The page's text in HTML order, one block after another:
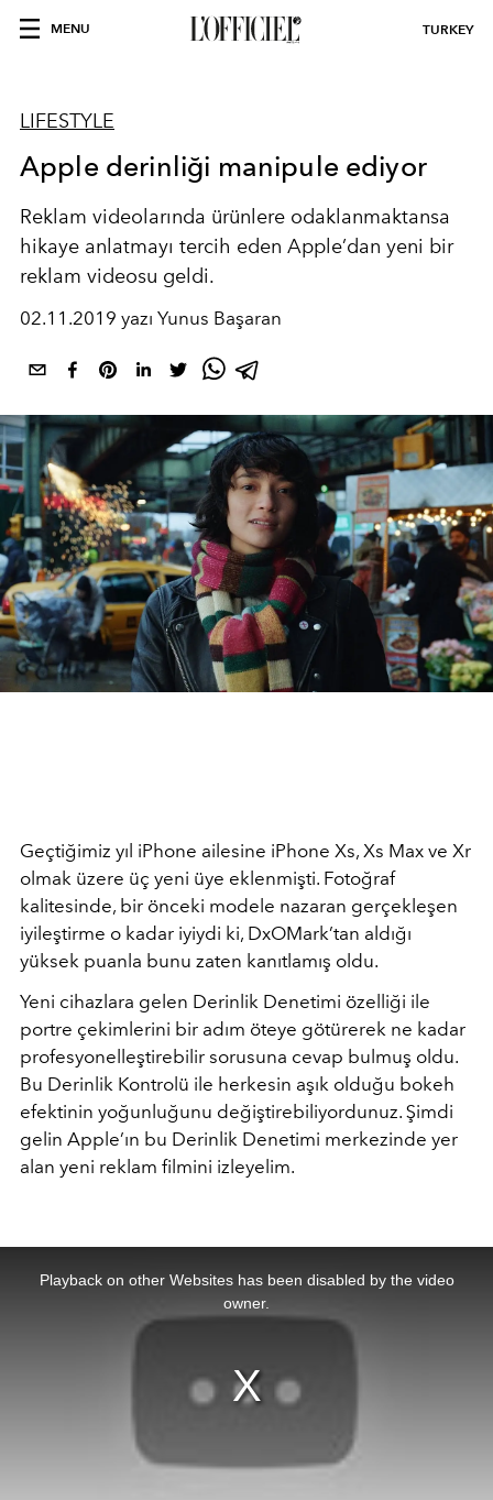
MENU TURKEY
LIFESTYLE
Apple derinliği manipule ediyor
Reklam videolarında ürünlere odaklanmaktansa
hikaye anlatmayı tercih eden Apple’dan yeni bir
reklam videosu geldi.
02.11.2019 yazı Yunus Başaran
Geçtiğimiz yıl iPhone ailesine iPhone Xs, Xs Max ve Xr
olmak üzere üç yeni üye eklenmişti. Fotoğraf
kalitesinde, bir önceki modele nazaran gerçekleşen
iyileştirme o kadar iyiydi ki, DxOMark’tan aldığı
yüksek puanla bunu zaten kanıtlamış oldu.
Yeni cihazlara gelen Derinlik Denetimi özelliği ile
portre çekimlerini bir adım öteye götürerek ne kadar
profesyonelleştirebilir sorusuna cevap bulmuş oldu.
Bu Derinlik Kontrolü ile herkesin aşık olduğu bokeh
efektinin yoğunluğunu değiştirebiliyordunuz. Şimdi
gelin Apple’ın bu Derinlik Denetimi merkezinde yer
alan yeni reklam filmini izleyelim.
Playback on other Websites has been disabled by the video
owner.